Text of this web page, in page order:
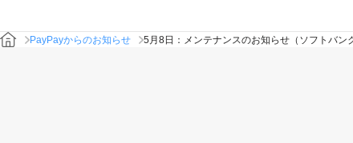
PayPayからのお知らせ 5月8日：メンテナンスのお知らせ（ソフトバン